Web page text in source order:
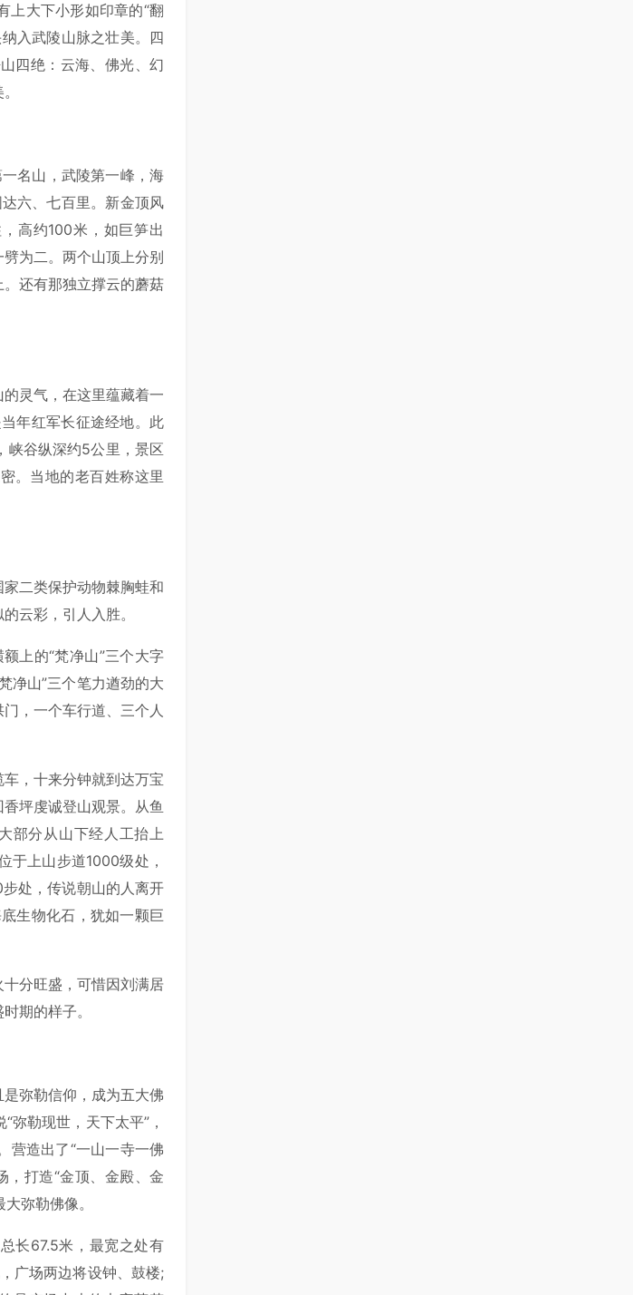
上大下小形如印章的“翻
入武陵山脉之壮美。四
四绝：云海、佛光、幻
名山，武陵第一峰，海
六、七百里。新金顶风
高约100米，如巨笋出
为二。两个山顶上分别
还有那独立撑云的蘑菇
灵气，在这里蕴藏着一
年红军长征途经地。此
峡谷纵深约5公里，景区
。当地的老百姓称这里
二类保护动物棘胸蛙和
云彩，引人入胜。
上的“梵净山”三个大字
净山”三个笔力遒劲的大
，一个车行道、三个人
，十来分钟就到达万宝
坪虔诚登山观景。从鱼
部分从山下经人工抬上
于上山步道1000级处，
处，传说朝山的人离开
生物化石，犹如一颗巨
分旺盛，可惜因刘满居
期的样子。
弥勒信仰，成为五大佛
弥勒现世，天下太平”，
营造出了“一山一寺一佛
，打造“金顶、金殿、金
弥勒佛像。
长67.5米，最宽之处有
广场两边将设钟、鼓楼;